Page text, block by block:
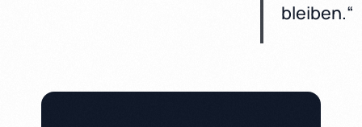
bleiben.“